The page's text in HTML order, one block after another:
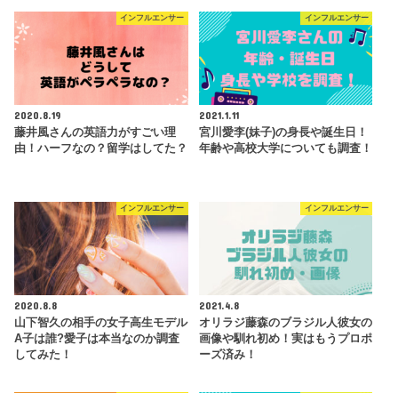
インフルエンサー
2020.8.19
藤井風さんの英語力がすごい理
由！ハーフなの？留学はしてた？
インフルエンサー
2021.1.11
宮川愛李(妹子)の身長や誕生日！
年齢や高校大学についても調査！
インフルエンサー
2020.8.8
山下智久の相手の女子高生モデル
A子は誰?愛子は本当なのか調査
してみた！
インフルエンサー
2021.4.8
オリラジ藤森のブラジル人彼女の
画像や馴れ初め！実はもうプロポ
ーズ済み！